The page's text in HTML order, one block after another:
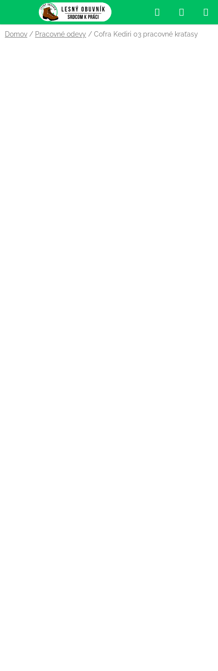
obsah
Hľadať
KOŠÍK
Domov / Pracovné odevy / Cofra Kediri 03 pracovné kraťasy